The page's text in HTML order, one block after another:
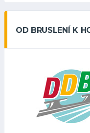
OD BRUSLENÍ K